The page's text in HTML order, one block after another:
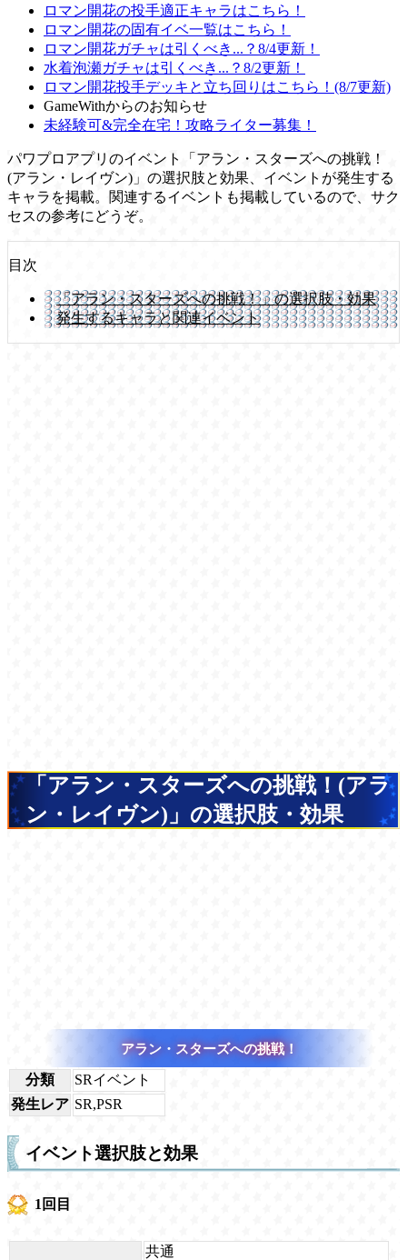
ロマン開花の投手適正キャラはこちら！
ロマン開花の固有イベ一覧はこちら！
ロマン開花ガチャは引くべき...？8/4更新！
水着泡瀬ガチャは引くべき...？8/2更新！
ロマン開花投手デッキと立ち回りはこちら！(8/7更新)
GameWithからのお知らせ
未経験可&完全在宅！攻略ライター募集！
パワプロアプリのイベント「アラン・スターズへの挑戦！
(アラン・レイヴン)」の選択肢と効果、イベントが発生する
キャラを掲載。関連するイベントも掲載しているので、サク
セスの参考にどうぞ。
目次
「アラン・スターズへの挑戦！」の選択肢・効果
発生するキャラと関連イベント
「アラン・スターズへの挑戦！(アラ
ン・レイヴン)」の選択肢・効果
アラン・スターズへの挑戦！
分類
SRイベント
発生レア SR,PSR
イベント選択肢と効果
1回目
共通